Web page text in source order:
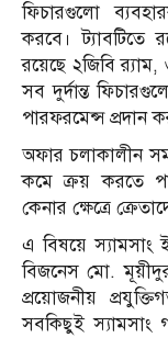
ফিচারগুলো
করবে। ট্যাবটিতে
রয়েছে ২জিবি
সব দুর্দান্ত
পারফরমেন্স প্রদান
অফার চলাকালীন
কমে ক্রয় করতে
কেনার ক্ষেত্রে
এ বিষয়ে স্যামসাং
বিজনেস মো. মূয়ীদুর
প্রয়োজনীয়
সবকিছুই স্যামসাং